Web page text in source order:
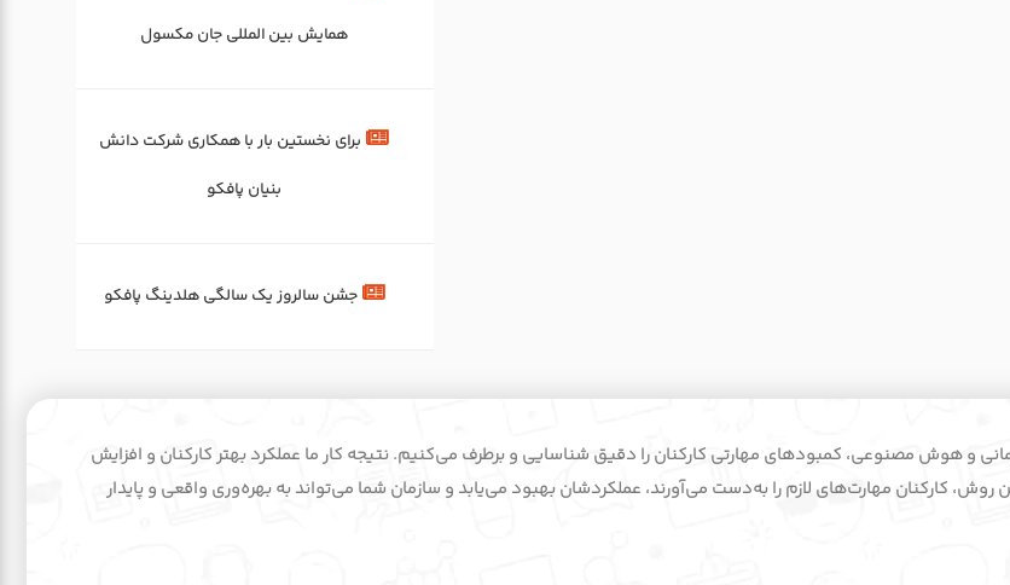
همایش بین المللی جان مکسول
برای‌ نخستین‌ بار با همکاری شرکت دانش
بنیان پافکو
جشن سالروز یک سالگی هلدینگ پافکو
سازمانی و هوش مصنوعی، کمبودهای مهارتی کارکنان را دقیق شناسایی و برطرف می‌کنیم. نتیجه کار ما عملکرد بهتر کارکنان و افزایش
کارکنان مهارت‌های لازم را به‌دست می‌آورند، عملکردشان بهبود می‌یابد و سازمان شما می‌تواند به بهره‌وری واقعی و پایدار